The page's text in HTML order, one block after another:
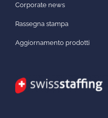
Corporate news
Rassegna stampa
Aggiornamento prodotti